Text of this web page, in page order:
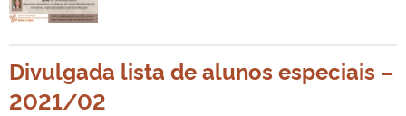
Divulgada lista de alunos especiais –
2021/02